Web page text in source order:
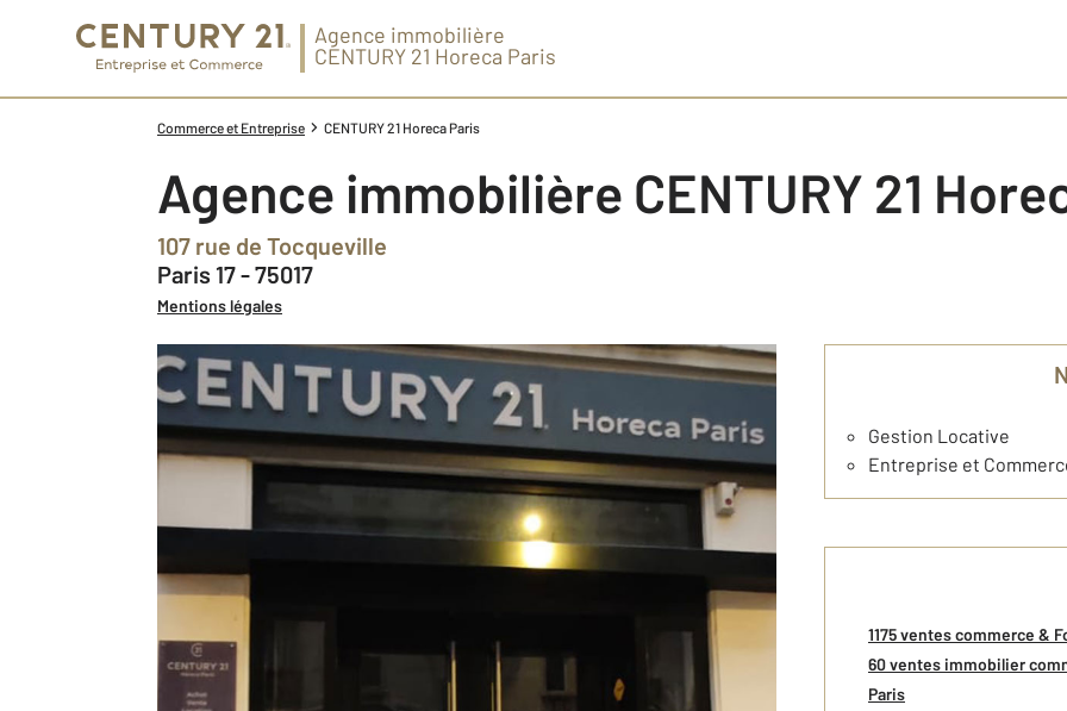
Agence immobilière
CENTURY 21 Horeca Paris
Commerce et Entreprise CENTURY 21 Horeca Paris
Agence immobilière CENTURY 21
107 rue de Tocqueville
Paris 17 - 75017
Mentions légales
Gestion Locative
Entreprise et
1175 ventes commerce &
60 ventes immobilier
Paris